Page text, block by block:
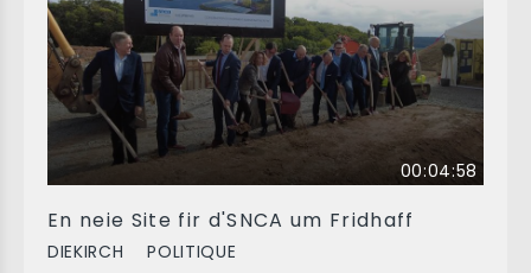
00:04:58
En neie Site fir d'SNCA um Fridhaff
DIEKIRCH POLITIQUE